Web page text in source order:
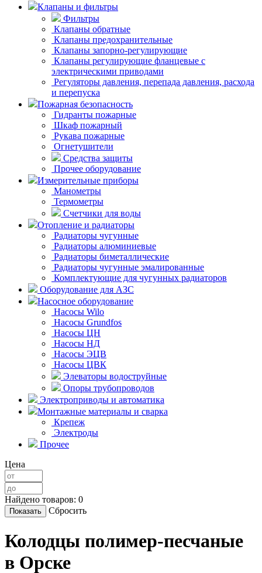
Клапаны и фильтры
Фильтры
Клапаны обратные
Клапаны предохранительные
Клапаны запорно-регулирующие
Клапаны регулирующие фланцевые с
электрическими приводами
Регуляторы давления, перепада давления, расхода
и перепуска
Пожарная безопасность
Гидранты пожарные
Шкаф пожарный
Рукава пожарные
Огнетушители
Средства защиты
Прочее оборудование
Измерительные приборы
Манометры
Термометры
Счетчики для воды
Отопление и радиаторы
Радиаторы чугунные
Радиаторы алюминиевые
Радиаторы биметаллические
Радиаторы чугунные эмалированные
Комплектующие для чугунных радиаторов
Оборудование для АЗС
Насосное оборудование
Насосы Wilo
Насосы Grundfos
Насосы ЦН
Насосы НД
Насосы ЭЦВ
Насосы ЦВК
Элеваторы водоструйные
Опоры трубопроводов
Электроприводы и автоматика
Монтажные материалы и сварка
Крепеж
Электроды
Прочее
Цена
Найдено товаров: 0
Сбросить
Колодцы полимер-песчаные
в Орске